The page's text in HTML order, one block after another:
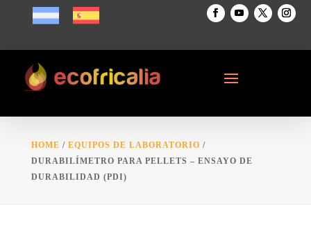
HOME / EQUIPOS DE LABORATORIO /
DURABILÍMETRO PARA PELLETS – ENSAYO DE
DURABILIDAD (PDI)